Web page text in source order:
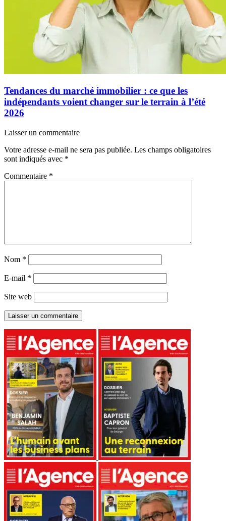
Tendances du marché immobilier : ce que les
indépendants voient changer sur le terrain à l’été
2026
Laisser un commentaire
Votre adresse e-mail ne sera pas publiée. Les champs obligatoires
sont indiqués avec *
Commentaire *
Nom *
E-mail *
Site web